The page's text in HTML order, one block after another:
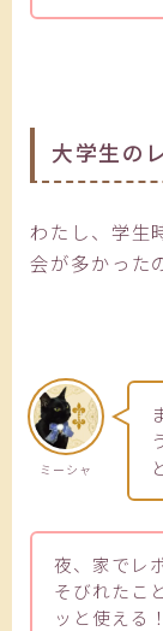
大学生の
わたし、学生
会が多かった
ミーシャ
夜、家でレ
そびれたこ
ッと使える！